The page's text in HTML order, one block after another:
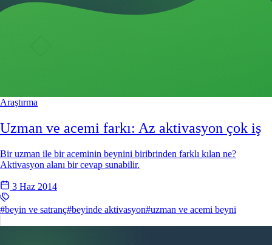
Araştırma
Uzman ve acemi farkı: Az aktivasyon çok iş
Bir uzman ile bir aceminin beynini biribrinden farklı kılan ne?
Aktivasyon alanı bir cevap sunabilir.
3 Haz 2014
#beyin ve satranç#beyinde aktivasyon#uzman ve acemi beyni